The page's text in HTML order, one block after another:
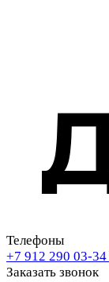
Телефоны
+7 912 290 03-34
Заказать звонок